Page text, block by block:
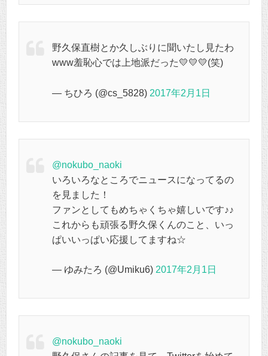
野久保直樹とか久しぶりに聞いたし見たわ
www羞恥心では上地派だった💛💛💛(笑)
— ちひろ (@cs_5828) 2017年2月1日
@nokubo_naoki
いろいろなところでニュースになってるの
を見ました！
ファンとしてもめちゃくちゃ嬉しいです♪♪
これからも頑張る野久保くんのこと、いっ
ぱいいっぱい応援してますね☆
— ゆみたろ (@Umiku6) 2017年2月1日
@nokubo_naoki